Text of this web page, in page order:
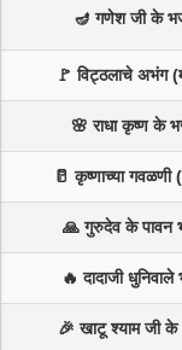
🪔 गणेश जी के
🚩 विट्ठलाचे अभंग
🌸 राधा कृष्ण के
🥛 कृष्णाच्या गवळणी
🙏 गुरुदेव के पावन
🔥 दादाजी
🎉 खाटू श्याम जी